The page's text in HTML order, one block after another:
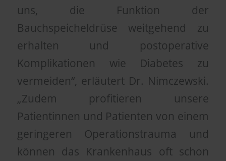
uns, die Funktion der
Bauchspeicheldrüse weitgehend zu
erhalten und postoperative
Komplikationen wie Diabetes zu
vermeiden“, erläutert Dr. Nimczewski.
„Zudem profitieren unsere
Patientinnen und Patienten von einem
geringeren Operationstrauma und
können das Krankenhaus oft schon